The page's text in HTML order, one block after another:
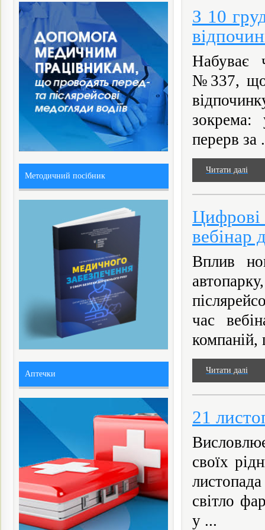
З 10
Набуває
№337, що
зокрема:
перерв за
Читати далі
вебінар
Вплив
час
Читати далі
21
своїх
світло
у ...
Методичний посібник
Аптечки